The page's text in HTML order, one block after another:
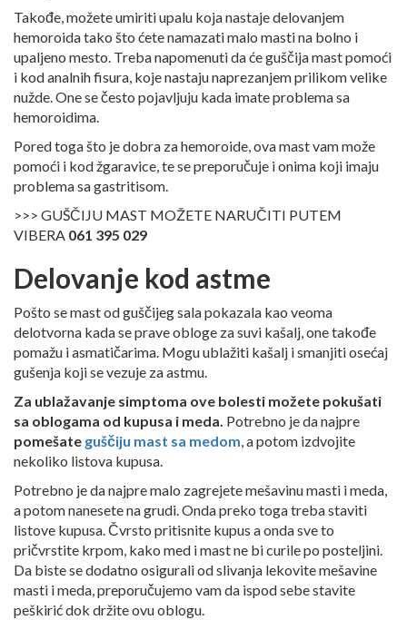
Takođe, možete umiriti upalu koja nastaje delovanjem
hemoroida tako što ćete namazati malo masti na bolno i
upaljeno mesto. Treba napomenuti da će guščija mast pomoći
i kod analnih fisura, koje nastaju naprezanjem prilikom velike
nužde. One se često pojavljuju kada imate problema sa
hemoroidima.
Pored toga što je dobra za hemoroide, ova mast vam može
pomoći i kod žgaravice, te se preporučuje i onima koji imaju
problema sa gastritisom.
>>> GUŠČIJU MAST MOŽETE NARUČITI PUTEM
VIBERA 061 395 029
Delovanje kod astme
Pošto se mast od guščijeg sala pokazala kao veoma
delotvorna kada se prave obloge za suvi kašalj, one takođe
pomažu i asmatičarima. Mogu ublažiti kašalj i smanjiti osećaj
gušenja koji se vezuje za astmu.
Za ublažavanje simptoma ove bolesti možete pokušati
sa oblogama od kupusa i meda. Potrebno je da najpre
pomešate guščiju mast sa medom, a potom izdvojite
nekoliko listova kupusa.
Potrebno je da najpre malo zagrejete mešavinu masti i meda,
a potom nanesete na grudi. Onda preko toga treba staviti
listove kupusa. Čvrsto pritisnite kupus a onda sve to
pričvrstite krpom, kako med i mast ne bi curile po posteljini.
Da biste se dodatno osigurali od slivanja lekovite mešavine
masti i meda, preporučujemo vam da ispod sebe stavite
peškirić dok držite ovu oblogu.